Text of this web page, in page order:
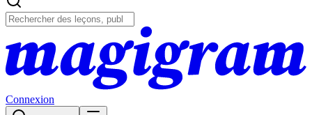
Connexion